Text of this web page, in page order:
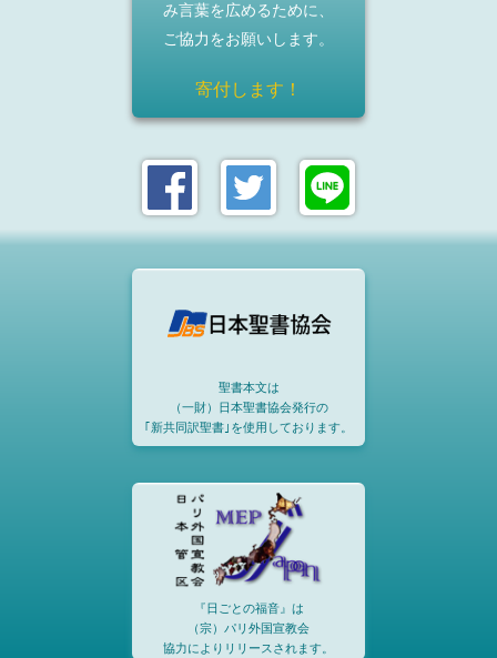
み言葉を広めるために、
ご協力をお願いします。
寄付します！
聖書本文は
（一財）日本聖書協会発行の
｢新共同訳聖書｣を使用しております。
『日ごとの福音』は
（宗）パリ外国宣教会
協力によりリリースされます。